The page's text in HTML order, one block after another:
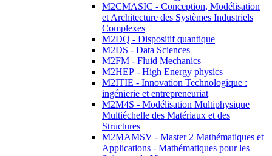
M2CMASIC - Conception, Modélisation
et Architecture des Systèmes Industriels
Complexes
M2DQ - Dispositif quantique
M2DS - Data Sciences
M2FM - Fluid Mechanics
M2HEP - High Energy physics
M2ITIE - Innovation Technologique :
ingénierie et entrepreneuriat
M2M4S - Modélisation Multiphysique
Multiéchelle des Matériaux et des
Structures
M2MAMSV - Master 2 Mathématiques et
Applications - Mathématiques pour les